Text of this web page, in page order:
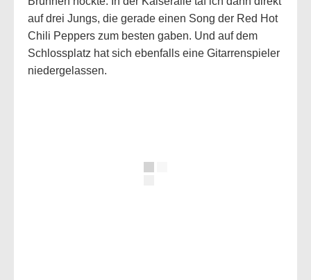
auf drei Jungs, die gerade einen Song der Red Hot
Chili Peppers zum besten gaben. Und auf dem
Schlossplatz hat sich ebenfalls eine Gitarrenspieler
niedergelassen.